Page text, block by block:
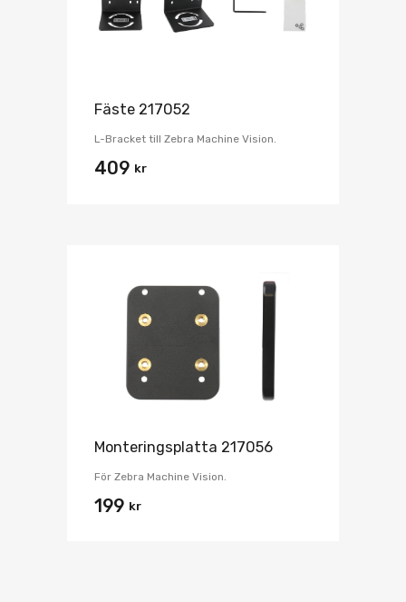
Fäste 217052
L-Bracket till Zebra Machine Vision.
409 kr
Monteringsplatta 217056
För Zebra Machine Vision.
199 kr